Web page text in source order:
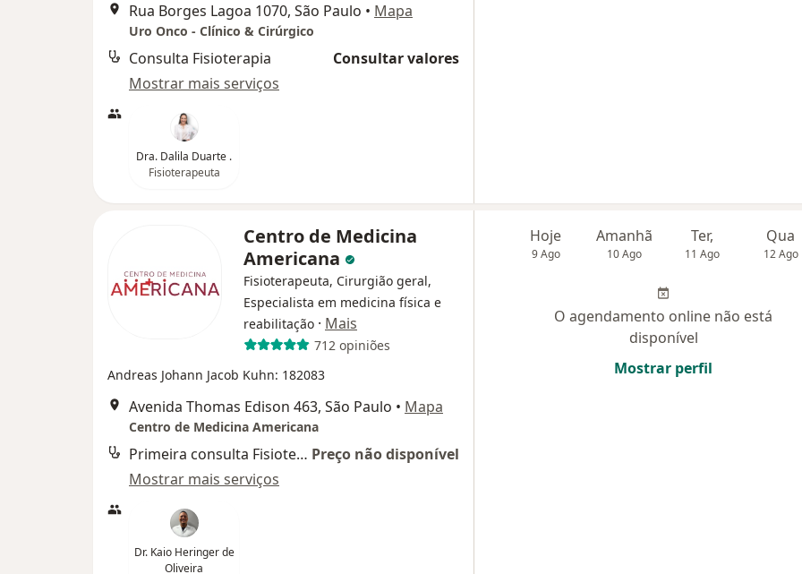
Rua Borges Lagoa 1070, São Paulo • Mapa
Uro Onco - Clínico & Cirúrgico
Consulta Fisioterapia
Consultar valores
Mostrar mais serviços
Dra. Dalila Duarte .
Fisioterapeuta
Centro de Medicina
Americana
Fisioterapeuta, Cirurgião geral,
Especialista em medicina física e
reabilitação · Mais
712 opiniões
Andreas Johann Jacob Kuhn: 182083
Avenida Thomas Edison 463, São Paulo • Mapa
Centro de Medicina Americana
Primeira consulta Fisioterapia Preço não disponível
Mostrar mais serviços
Dr. Kaio Heringer de
Oliveira
Hoje
9 Ago
Amanhã
10 Ago
Ter,
11 Ago
Qua
12 Ago
O agendamento online não está
disponível
Mostrar perfil